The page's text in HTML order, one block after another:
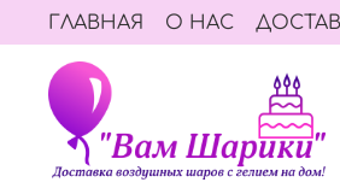
ГЛАВНАЯ О НАС